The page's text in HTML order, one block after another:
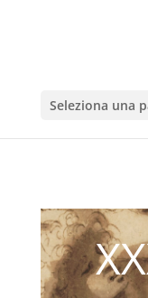
Seleziona una